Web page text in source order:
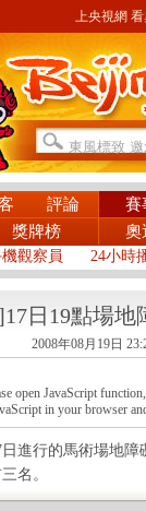
央視網 看奧
評論
賽
獎牌榜 奧
觀察員 24小時
日19點場地
2008年08月19日
open JavaScript
in your browser
行的馬術場地障
名。